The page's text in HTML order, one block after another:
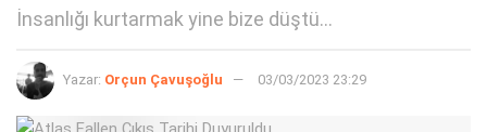
İnsanlığı kurtarmak yine bize düştü...
Yazar: Orçun Çavuşoğlu 03/03/2023 23:29